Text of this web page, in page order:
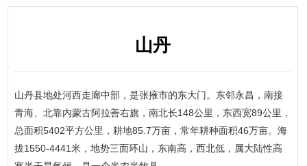
山丹
山丹县地处河西走廊中部，是张掖市的东大门。东邻永昌，南接
青海、北靠内蒙古阿拉善右旗，南北长148公里，东西宽89公里，
总面积5402平方公里，耕地85.7万亩，常年耕种面积46万亩。海
拔1550-4441米，地势三面环山，东南高，西北低，属大陆性高